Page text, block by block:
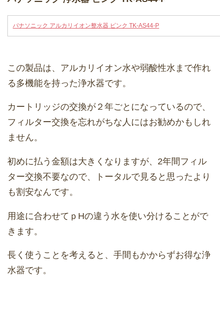
パナソニック アルカリイオン整水器 ピンク TK-AS44-P
この製品は、アルカリイオン水や弱酸性水まで作れ
る多機能を持った浄水器です。
カートリッジの交換が２年ごとになっているので、
フィルター交換を忘れがちな人にはお勧めかもしれ
ません。
初めに払う金額は大きくなりますが、2年間フィル
ター交換不要なので、トータルで見ると思ったより
も割安なんです。
用途に合わせてｐHの違う水を使い分けることがで
きます。
長く使うことを考えると、手間もかからずお得な浄
水器です。